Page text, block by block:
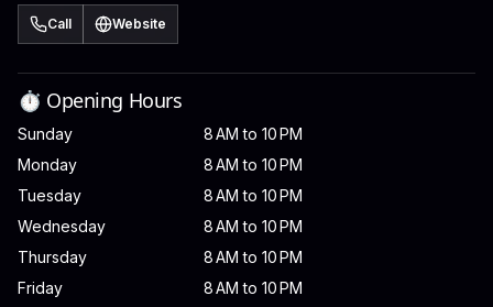
Call Website
⏱️ Opening Hours
Sunday
8 AM to 10 PM
Monday
8 AM to 10 PM
Tuesday
8 AM to 10 PM
Wednesday
8 AM to 10 PM
Thursday
8 AM to 10 PM
Friday
8 AM to 10 PM